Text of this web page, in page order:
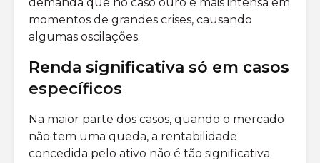
momentos de grandes crises, causando
algumas oscilações.
Renda significativa só em casos
específicos
Na maior parte dos casos, quando o mercado
não tem uma queda, a rentabilidade
concedida pelo ativo não é tão significativa